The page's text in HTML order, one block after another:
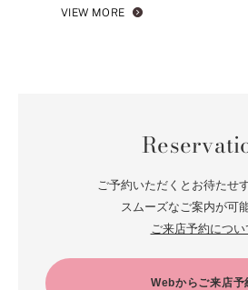
VIEW MORE
ご予約いただくとお待たせ
スムーズなご案内が可
ご来店予約につい
Webからご来店予